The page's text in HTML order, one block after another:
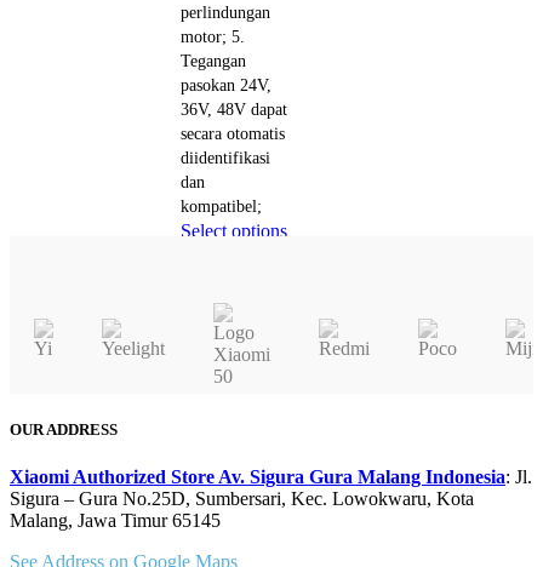
perlindungan
motor; 5.
Tegangan
pasokan 24V,
36V, 48V dapat
secara otomatis
diidentifikasi
dan
kompatibel;
Select optionsThis
variants.
chosen
on
OUR ADDRESS
Xiaomi Authorized Store Av. Sigura Gura Malang Indonesia: Jl.
Sigura – Gura No.25D, Sumbersari, Kec. Lowokwaru, Kota
Malang, Jawa Timur 65145
See Address on Google Maps